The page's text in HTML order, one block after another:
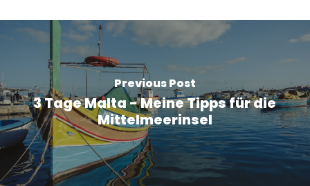
Previous Post
3 Tage Malta - Meine Tipps für die
Mittelmeerinsel